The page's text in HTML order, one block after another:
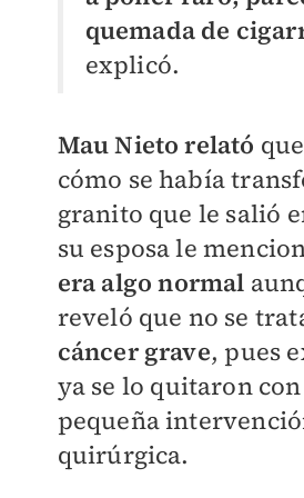
quemada de
explicó.
Mau Nieto relató
cómo se había
granito que le salió
su esposa le
era algo normal
reveló que no se
cáncer grave, pues
ya se lo quitaron
pequeña
quirúrgica.